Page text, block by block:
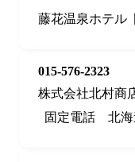
藤花温泉ホテル
015-576-2323
株式会社北村商
固定電話
北